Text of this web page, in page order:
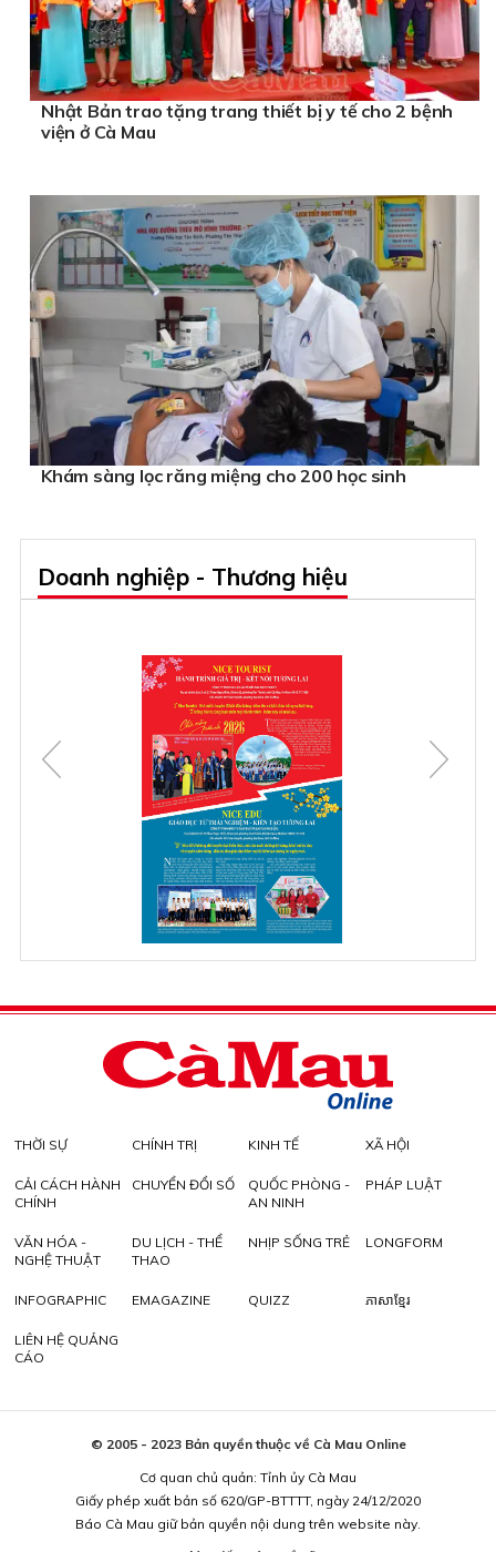
Nhật Bản trao tặng trang thiết bị y tế cho 2 bệnh
viện ở Cà Mau
Khám sàng lọc răng miệng cho 200 học sinh
Doanh nghiệp - Thương hiệu
THỜI SỰ CHÍNH TRỊ KINH TẾ XÃ HỘI
CẢI CÁCH HÀNH
CHÍNH
CHUYỂN ĐỔI SỐ
QUỐC PHÒNG -
AN NINH
PHÁP LUẬT
VĂN HÓA -
NGHỆ THUẬT
DU LỊCH - THỂ
THAO
NHỊP SỐNG TRẺ LONGFORM
INFOGRAPHIC EMAGAZINE QUIZZ ភាសាខ្មែរ
LIÊN HỆ QUẢNG
CÁO
© 2005 - 2023 Bản quyền thuộc về Cà Mau Online
Cơ quan chủ quản: Tỉnh ủy Cà Mau
Giấy phép xuất bản số 620/GP-BTTTT, ngày 24/12/2020
Báo Cà Mau giữ bản quyền nội dung trên website này.